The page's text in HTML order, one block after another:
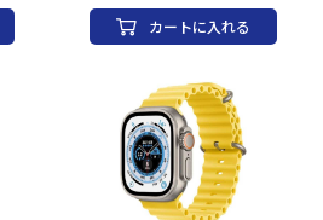
チ
ン
：
ラ
電
ル
750Wケーブル：固定式認証：80Plus
Bronze電源規格：ATX3.112VHPWR(12V-
2x6) 対応サイズ規格：ATX本体サイズ：
カートに入れる